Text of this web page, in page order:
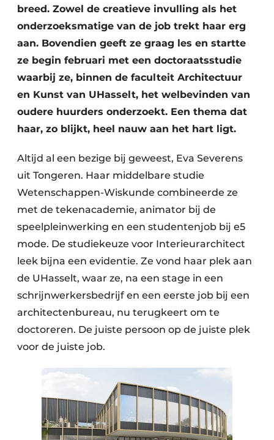
breed. Zowel de creatieve invulling als het
onderzoeksmatige van de job trekt haar erg
aan. Bovendien geeft ze graag les en startte
ze begin februari met een doctoraatsstudie
waarbij ze, binnen de faculteit Architectuur
en Kunst van UHasselt, het welbevinden van
oudere huurders onderzoekt. Een thema dat
haar, zo blijkt, heel nauw aan het hart ligt.
Altijd al een bezige bij geweest, Eva Severens
uit Tongeren. Haar middelbare studie
Wetenschappen-Wiskunde combineerde ze
met de tekenacademie, animator bij de
speelpleinwerking en een studentenjob bij e5
mode. De studiekeuze voor Interieurarchitect
leek bijna een evidentie. Ze vond haar plek aan
de UHasselt, waar ze, na een stage in een
schrijnwerkersbedrijf en een eerste job bij een
architectenbureau, nu terugkeert om te
doctoreren. De juiste persoon op de juiste plek
voor de juiste job.